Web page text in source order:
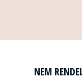
NEM